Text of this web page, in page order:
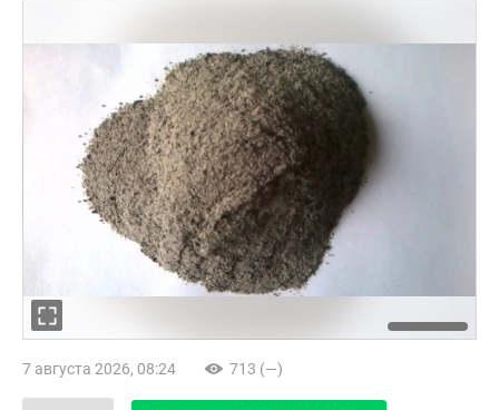
7 августа 2026, 08:24 713 (—)